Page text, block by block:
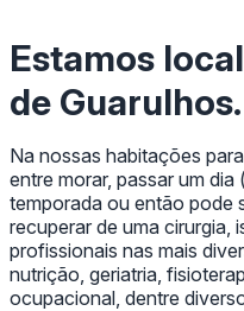
Estamos
de Guarulhos.
Na nossas habitações
entre morar, passar um
temporada ou então pode
recuperar de uma
profissionais nas mais
nutrição, geriatria,
ocupacional, dentre